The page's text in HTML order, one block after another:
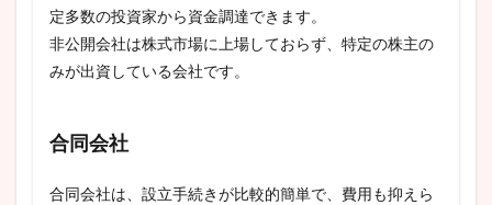
定多数の投資家から資金調達できます。
非公開会社は株式市場に上場しておらず、特定の株主の
みが出資している会社です。
合同会社
合同会社は、設立手続きが比較的簡単で、費用も抑えら